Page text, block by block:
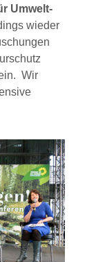
Umwelt-
wieder
Wir